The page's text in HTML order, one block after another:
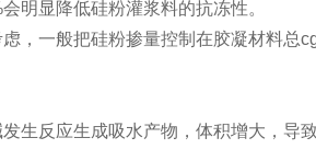
明显降低硅粉灌浆料的抗冻性。
，一般把硅粉掺量控制在胶凝材料总
生反应生成吸水产物，体积增大，导